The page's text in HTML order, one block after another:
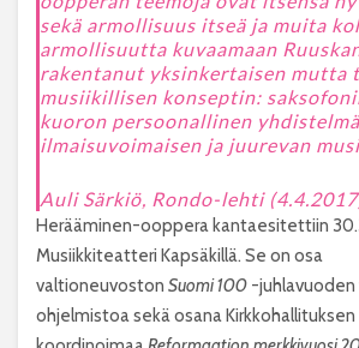
sekä armollisuus itseä ja muita
armollisuutta kuvaamaan
rakentanut yksinkertaisen mutta
musiikillisen konseptin:
kuoron persoonallinen
ilmaisuvoimaisen ja juurevan
Auli Särkiö, Rondo-lehti
Herääminen-ooppera kantaesitettiin
Musiikkiteatteri Kapsäkillä. Se on osa
valtioneuvoston Suomi 100 -juhlavuoden
ohjelmistoa sekä osana Kirkkohallituksen